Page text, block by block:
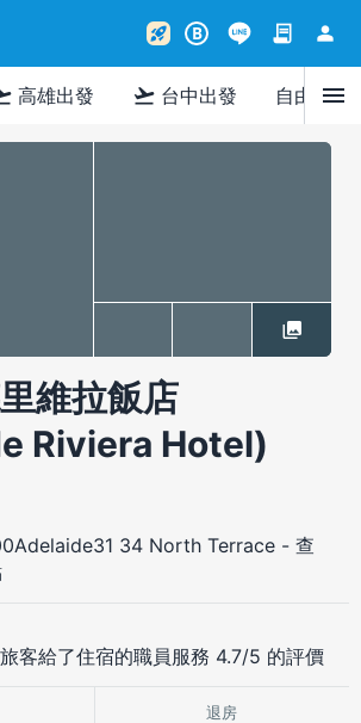
rocket_launch B contract person
高雄出發 flight_takeoff 台中出發 自由行menu
維拉飯店
Riviera Hotel)
34 North Terrace - 查
旅客給了住宿的職員服務 4.7/5 的評價
退房